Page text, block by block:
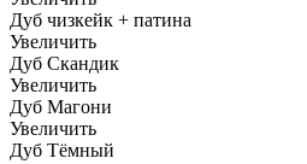
Дуб чизкейк + патина
Увеличить
Дуб Скандик
Увеличить
Дуб Магони
Увеличить
Дуб Тёмный